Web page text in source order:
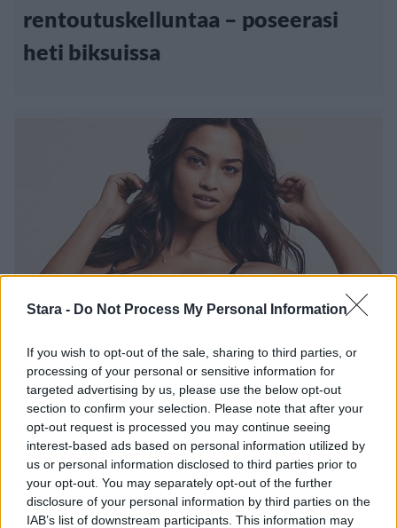
Stara - Do Not Process My Personal Information
If you wish to opt-out of the sale, sharing to third parties, or
processing of your personal or sensitive information for
targeted advertising by us, please use the below opt-out
section to confirm your selection. Please note that after your
opt-out request is processed you may continue seeing
interest-based ads based on personal information utilized by
us or personal information disclosed to third parties prior to
your opt-out. You may separately opt-out of the further
disclosure of your personal information by third parties on the
IAB’s list of downstream participants. This information may
rentoutuskelluntaa – poseerasi
heti biksuissa
17.2.2021, 14:40
Shanina Shaik esitteli
rantakuntonsa – syntisen
punaisissa biksuissa